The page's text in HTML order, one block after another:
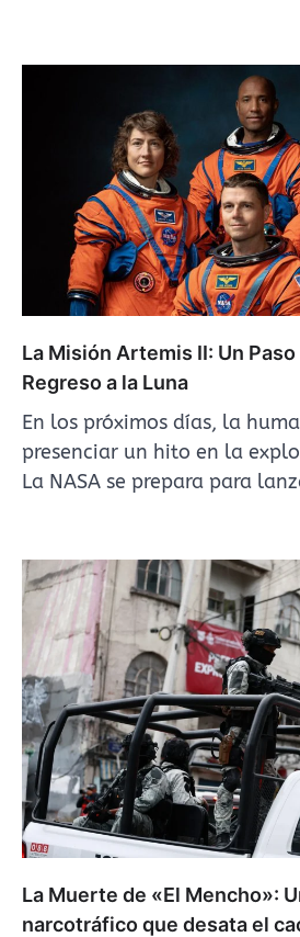
La Misión Artemis II: Un
Regreso a la Luna
En los próximos días, la
presenciar un hito en la
La NASA se prepara para
La Muerte de «El Mencho»:
narcotráfico que desata el